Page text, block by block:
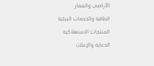
الأراضي والعقار
الطاقة والخدمات البيئية
المنتجات الاستهلاكية
الدعاية والإعلان